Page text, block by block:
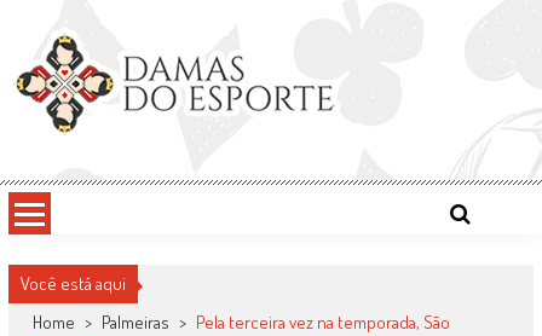
content
Damas do Esporte
Você está aqui
Home > Palmeiras > Pela terceira vez na temporada, São